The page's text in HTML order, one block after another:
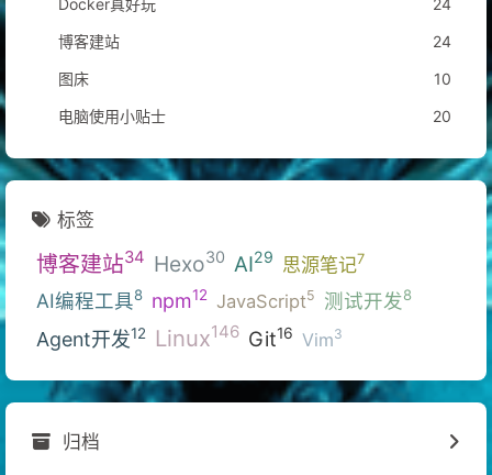
博客建站
24
图床
10
电脑使用小贴士
20
标签
博客建站34 Hexo30 AI29 思源笔记7
AI编程工具8 npm12 JavaScript5 测试开发8
Agent开发12 Linux146 Git16 Vim3
归档